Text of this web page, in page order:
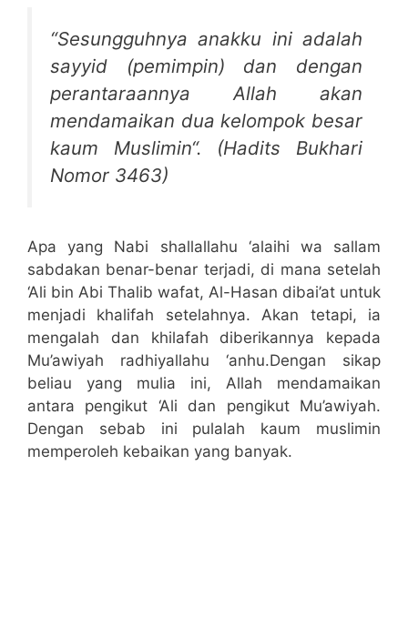
“Sesungguhnya anakku ini adalah
sayyid (pemimpin) dan dengan
perantaraannya Allah akan
mendamaikan dua kelompok besar
kaum Muslimin“. (Hadits Bukhari
Nomor 3463)
Apa yang Nabi shallallahu ‘alaihi wa sallam
sabdakan benar-benar terjadi, di mana setelah
‘Ali bin Abi Thalib wafat, Al-Hasan dibai’at untuk
menjadi khalifah setelahnya. Akan tetapi, ia
mengalah dan khilafah diberikannya kepada
Mu’awiyah radhiyallahu ‘anhu.Dengan sikap
beliau yang mulia ini, Allah mendamaikan
antara pengikut ‘Ali dan pengikut Mu’awiyah.
Dengan sebab ini pulalah kaum muslimin
memperoleh kebaikan yang banyak.